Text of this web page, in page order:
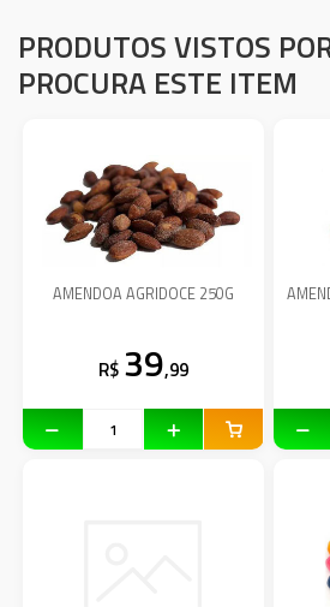
PRODUTOS VISTOS
PROCURA ESTE ITEM
AMENDOA AGRIDOCE 250G
R$ 39,99